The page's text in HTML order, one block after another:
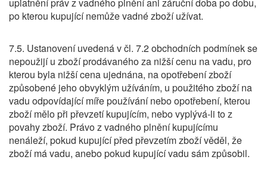
po kterou kupující nemůže vadné zboží užívat.
7.5. Ustanovení uvedená v čl. 7.2 obchodních podmínek se
nepoužijí u zboží prodávaného za nižší cenu na vadu, pro
kterou byla nižší cena ujednána, na opotřebení zboží
způsobené jeho obvyklým užíváním, u použitého zboží na
vadu odpovídající míře používání nebo opotřebení, kterou
zboží mělo při převzetí kupujícím, nebo vyplývá-li to z
povahy zboží. Právo z vadného plnění kupujícímu
nenáleží, pokud kupující před převzetím zboží věděl, že
zboží má vadu, anebo pokud kupující vadu sám způsobil.